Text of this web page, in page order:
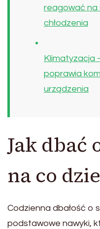
reagować na
chłodzenia
Klimatyzacja
poprawia
urządzenia
Jak dbać
na co
Codzienna dbałość o
podstawowe nawyki,